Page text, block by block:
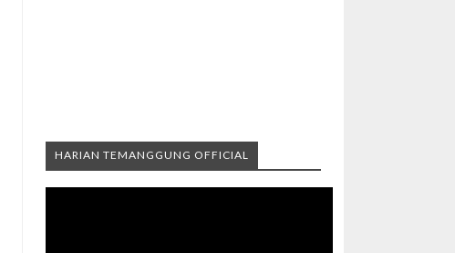
HARIAN TEMANGGUNG OFFICIAL